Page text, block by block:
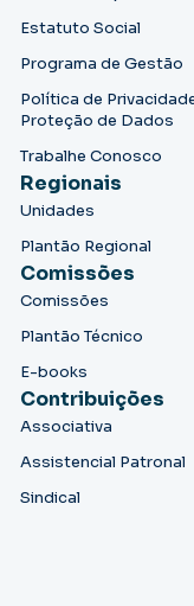
Estatuto Social
Programa de Gestão
Política de
Proteção de Dados
Trabalhe Conosco
Regionais
Unidades
Plantão Regional
Comissões
Comissões
Plantão Técnico
E-books
Contribuições
Associativa
Assistencial Patronal
Sindical